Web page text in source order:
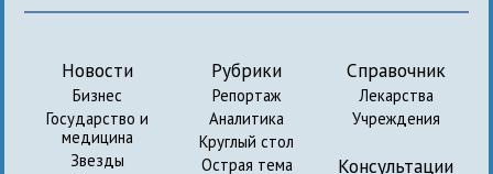
Новости
Бизнес
Государство и
медицина
Звезды
Рубрики
Репортаж
Аналитика
Круглый стол
Острая тема
Справочник
Лекарства
Учреждения
Консультации